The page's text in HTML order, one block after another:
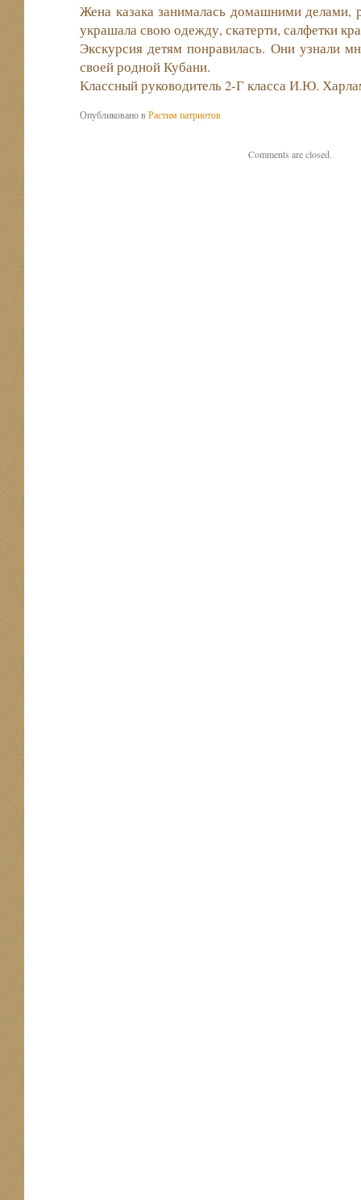
Жена казака занималась домашними делами,
украшала свою одежду, скатерти, салфетки
Экскурсия детям понравилась. Они узнали
своей родной Кубани.
Классный руководитель 2-Г класса И.Ю.
Опубликовано вРастим патриотов
Comments are closed.